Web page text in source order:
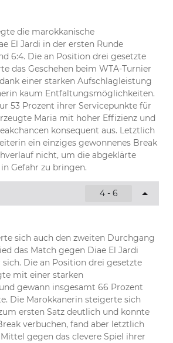
die marokkanische
El Jardi in der ersten Runde
6:4. Die an Position drei gesetzte
das Geschehen beim WTA-Turnier
einer starken Aufschlagleistung
kaum Entfaltungsmöglichkeiten.
53 Prozent ihrer Servicepunkte für
Maria mit hoher Effizienz und
konsequent aus. Letztlich
ein einziges gewonnenes Break
nicht, um die abgeklärte
Gefahr zu bringen.
4 - 6
sich auch den zweiten Durchgang
das Match gegen Diae El Jardi
Die an Position drei gesetzte
mit einer starken
gewann insgesamt 66 Prozent
Die Marokkanerin steigerte sich
ersten Satz deutlich und konnte
verbuchen, fand aber letztlich
gegen das clevere Spiel ihrer